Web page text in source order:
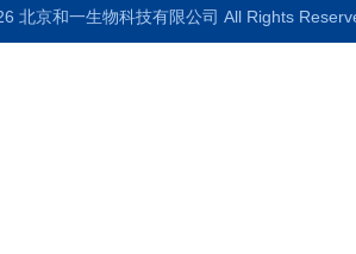
北京和一生物科技有限公司 All Rights